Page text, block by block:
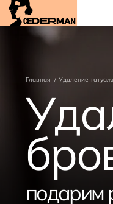
Главная Удаление
подарим